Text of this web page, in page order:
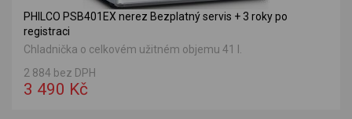
PHILCO PSB401EX nerez Bezplatný servis + 3 roky po
registraci
Chladnička o celkovém užitném objemu 41 l.
2 884 bez DPH
3 490 Kč